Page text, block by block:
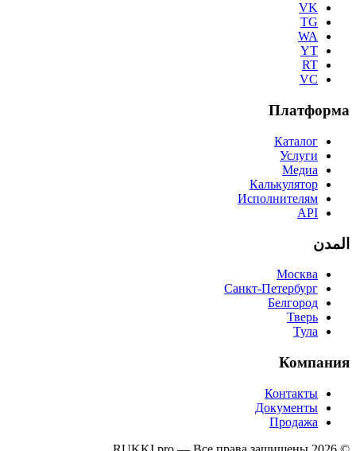
VK
TG
WA
YT
RT
VC
Платформа
Каталог
Услуги
Медиа
Калькулятор
Исполнителям
API
المدن
Москва
Санкт-Петербург
Белгород
Тверь
Тула
Компания
Контакты
Документы
Продажа